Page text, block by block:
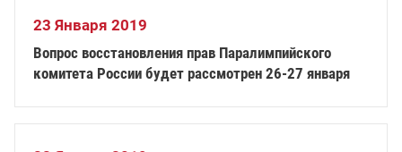
23 Января 2019
Вопрос восстановления прав Паралимпийского
комитета России будет рассмотрен 26-27 января